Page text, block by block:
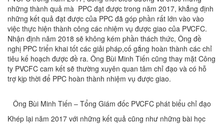
những thành quả mà PPC đạt được trong năm 2017, khẳng định
những kết quả đạt được của PPC đã góp phần rất lớn vào vào
việc thực hiện thành công các nhiệm vụ được giao của PVCFC.
Nhận định năm 2018 sẽ không kém phần thách thức, Ông đề
nghị PPC triển khai tốt các giải pháp,cố gắng hoàn thành các chỉ
tiêu kế hoạch được đề ra. Ông Bùi Minh Tiến cũng thay mặt Công
ty PVCFC cam kết sẽ thường xuyên quan tâm chỉ đạo và có hỗ
trợ kịp thời để PPC hoàn thành nhiệm vụ được giao.
Ông Bùi Minh Tiến – Tổng Giám đốc PVCFC phát biểu chỉ đạo
Khép lại năm 2017 với những kết quả cũng như những bài học